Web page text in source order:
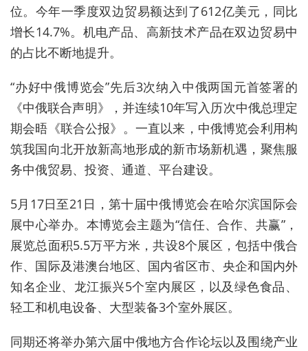
位。今年一季度双边贸易额达到了612亿美元，同比
增长14.7%。机电产品、高新技术产品在双边贸易中
的占比不断地提升。
“办好中俄博览会”先后3次纳入中俄两国元首签署的
《中俄联合声明》，并连续10年写入历次中俄总理定
期会晤《联合公报》。一直以来，中俄博览会利用构
筑我国向北开放新高地形成的新市场新机遇，聚焦服
务中俄贸易、投资、通道、平台建设。
5月17日至21日，第十届中俄博览会在哈尔滨国际会
展中心举办。本博览会主题为“信任、合作、共赢”，
展览总面积5.5万平方米，共设8个展区，包括中俄合
作、国际及港澳台地区、国内省区市、央企和国内外
知名企业、龙江振兴5个室内展区，以及绿色食品、
轻工和机电设备、大型装备3个室外展区。
同期还将举办第六届中俄地方合作论坛以及围绕产业